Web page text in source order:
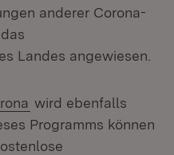
anderer Corona-
Landes angewiesen.
(Öffnet in neuem
wird ebenfalls
Programms können